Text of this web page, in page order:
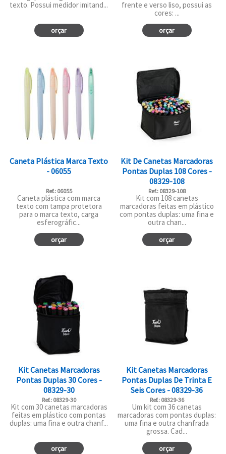
texto. Possui medidor imitand...
orçar
frente e verso liso, possui as
cores: ...
orçar
Caneta Plástica Marca Texto
- 06055
Ref.: 06055
Caneta plástica com marca
texto com tampa protetora
para o marca texto, carga
esferográfic...
orçar
Kit De Canetas Marcadoras
Pontas Duplas 108 Cores -
08329-108
Ref.: 08329-108
Kit com 108 canetas
marcadoras feitas em plástico
com pontas duplas: uma fina e
outra chan...
orçar
Kit Canetas Marcadoras
Pontas Duplas 30 Cores -
08329-30
Ref.: 08329-30
Kit com 30 canetas marcadoras
feitas em plástico com pontas
duplas: uma fina e outra chanf...
orçar
Kit Canetas Marcadoras
Pontas Duplas De Trinta E
Seis Cores - 08329-36
Ref.: 08329-36
Um kit com 36 canetas
marcadoras com pontas duplas:
uma fina e outra chanfrada
grossa. Cad...
orçar